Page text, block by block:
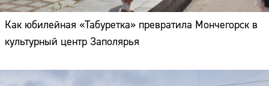
Как юбилейная «Табуретка» превратила Мончегорск в
культурный центр Заполярья